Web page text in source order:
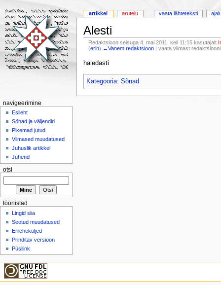
Alesti
Redaktsioon seisuga 4. mai 2011, kell 11:15 kasutajalt
(erin) ←Vanem redaktsioon | vaata viimast
haledasti
Kategooria: Sõnad
artikkel arutelu vaata lähteteksti
navigeerimine
Esileht
Sõnad ja väljendid
Pikemad jutud
Viimased muudatused
Juhuslik artikkel
Juhend
otsi
tööriistad
Lingid siia
Seotud muudatused
Erileheküljed
Prinditav versioon
Püsilink